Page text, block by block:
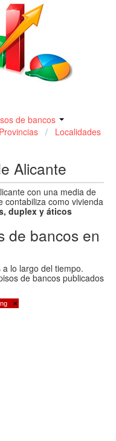
de bancos
Provincias / Localidades
Alicante
con una media de
como vivienda
duplex y áticos
de bancos en
lo largo del tiempo.
de bancos publicados
×